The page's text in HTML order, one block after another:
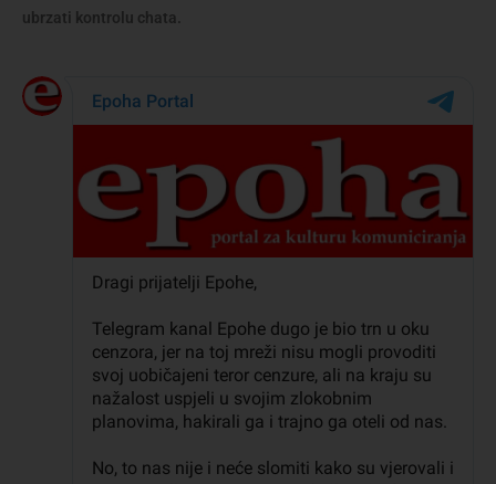
ubrzati kontrolu chata.